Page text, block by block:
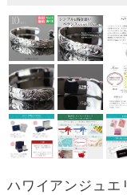
ハワイアンジュエ